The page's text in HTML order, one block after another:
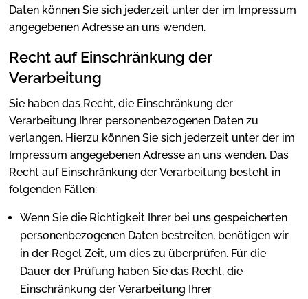
Daten können Sie sich jederzeit unter der im Impressum
angegebenen Adresse an uns wenden.
Recht auf Einschränkung der
Verarbeitung
Sie haben das Recht, die Einschränkung der
Verarbeitung Ihrer personenbezogenen Daten zu
verlangen. Hierzu können Sie sich jederzeit unter der im
Impressum angegebenen Adresse an uns wenden. Das
Recht auf Einschränkung der Verarbeitung besteht in
folgenden Fällen:
Wenn Sie die Richtigkeit Ihrer bei uns gespeicherten
personenbezogenen Daten bestreiten, benötigen wir
in der Regel Zeit, um dies zu überprüfen. Für die
Dauer der Prüfung haben Sie das Recht, die
Einschränkung der Verarbeitung Ihrer